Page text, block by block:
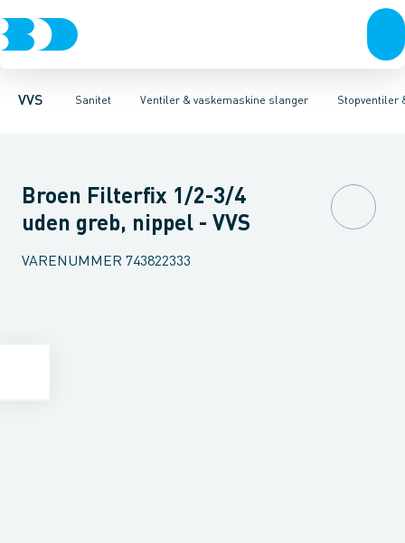
VVS Sanitet
Rør & fittingsPressfittings & rørKuglehaner & ventilerAfløb
Ventiler & vaskemaskine slanger
Toiletter, sæder og cisternerVaskeArmaturerBrusereStopventiler
Servanteventiler Stopventiler & kuglehanerAftapventiler &
Broen Filterfix 1/2-3/4
uden greb, nippel - VVS
VARENUMMER 743822333